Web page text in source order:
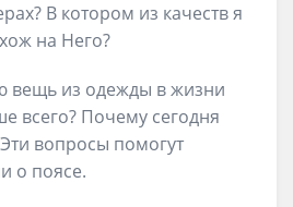
В котором из качеств я
на Него?
вещь из одежды в жизни
всего? Почему сегодня
вопросы помогут
о поясе.